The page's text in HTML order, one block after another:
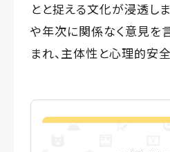
とと捉える文化が浸透し
や年次に関係なく意見を
まれ、主体性と心理的安